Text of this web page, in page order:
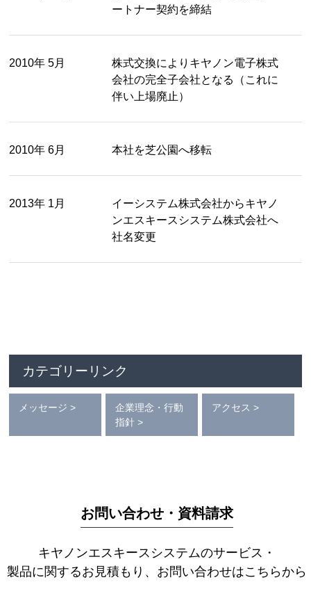
ートナー契約を締結
2010年 5月
株式交換によりキヤノン電子株式
会社の完全子会社となる（これに
伴い上場廃止）
2010年 6月 本社を芝公園へ移転
2013年 1月
イーシステム株式会社からキヤノ
ンエスキースシステム株式会社へ
社名変更
カテゴリーリンク
メッセージ >
企業理念・行動
指針 >
アクセス >
お問い合わせ・資料請求
キヤノンエスキースシステムのサービス・
製品に関するお見積もり、お問い合わせはこちらから